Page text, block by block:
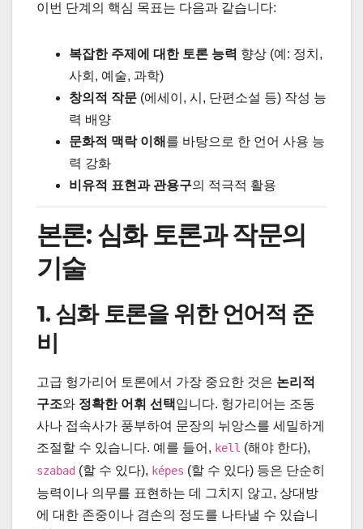
이번 단계의 핵심 목표는 다음과 같습니다:
복잡한 주제에 대한 토론 능력 향상 (예: 정치,
사회, 예술, 과학)
창의적 작문 (에세이, 시, 단편소설 등) 작성 능
력 배양
문화적 맥락 이해 를 바탕으로 한 언어 사용 능
력 강화
비유적 표현과 관용구의 적극적 활용
본론: 심화 토론과 작문의
기술
1. 심화 토론을 위한 언어적 준
비
고급 헝가리어 토론에서 가장 중요한 것은 논리적
구조와 정확한 어휘 선택입니다. 헝가리어는 조동
사나 접속사가 풍부하여 문장의 뉘앙스를 세밀하게
조절할 수 있습니다. 예를 들어, kell (해야 한다),
szabad (할 수 있다), képes (할 수 있다) 등은 단순히
능력이나 의무를 표현하는 데 그치지 않고, 상대방
에 대한 존중이나 겸손의 정도를 나타낼 수 있습니